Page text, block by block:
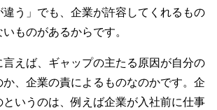
う」でも、企業が許容してくれるもの
ものがあるからです。
えば、ギャップの主たる原因が自分の
、企業の責によるものなのかです。企
いうのは、例えば企業が入社前に仕事